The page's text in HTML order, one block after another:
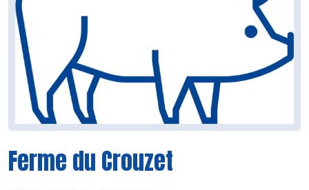
Ferme du Crouzet